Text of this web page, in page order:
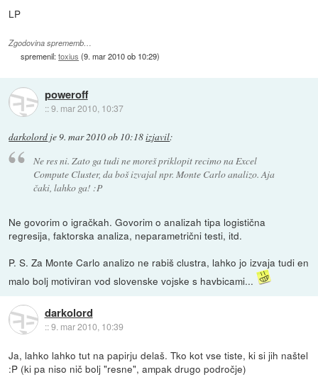
LP
Zgodovina sprememb…
spremenil:toxius (9. mar 2010 ob 10:29)
poweroff
::9. mar 2010, 10:37
darkolord je9. mar 2010 ob 10:18izjavil:
Ne res ni. Zato ga tudi ne moreš priklopit recimo na Excel
Compute Cluster, da boš izvajal npr. Monte Carlo analizo. Aja
čaki, lahko ga! :P
Ne govorim o igračkah. Govorim o analizah tipa logistična
regresija, faktorska analiza, neparametrični testi, itd.
P. S. Za Monte Carlo analizo ne rabiš clustra, lahko jo izvaja tudi en
malo bolj motiviran vod slovenske vojske s havbicami...
darkolord
::9. mar 2010, 10:39
Ja, lahko lahko tut na papirju delaš. Tko kot vse tiste, ki si jih naštel
:P (ki pa niso nič bolj "resne", ampak drugo področje)